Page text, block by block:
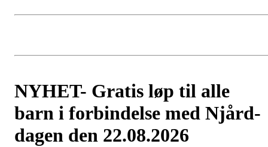
NYHET- Gratis løp til alle
barn i forbindelse med Njård-
dagen den 22.08.2026